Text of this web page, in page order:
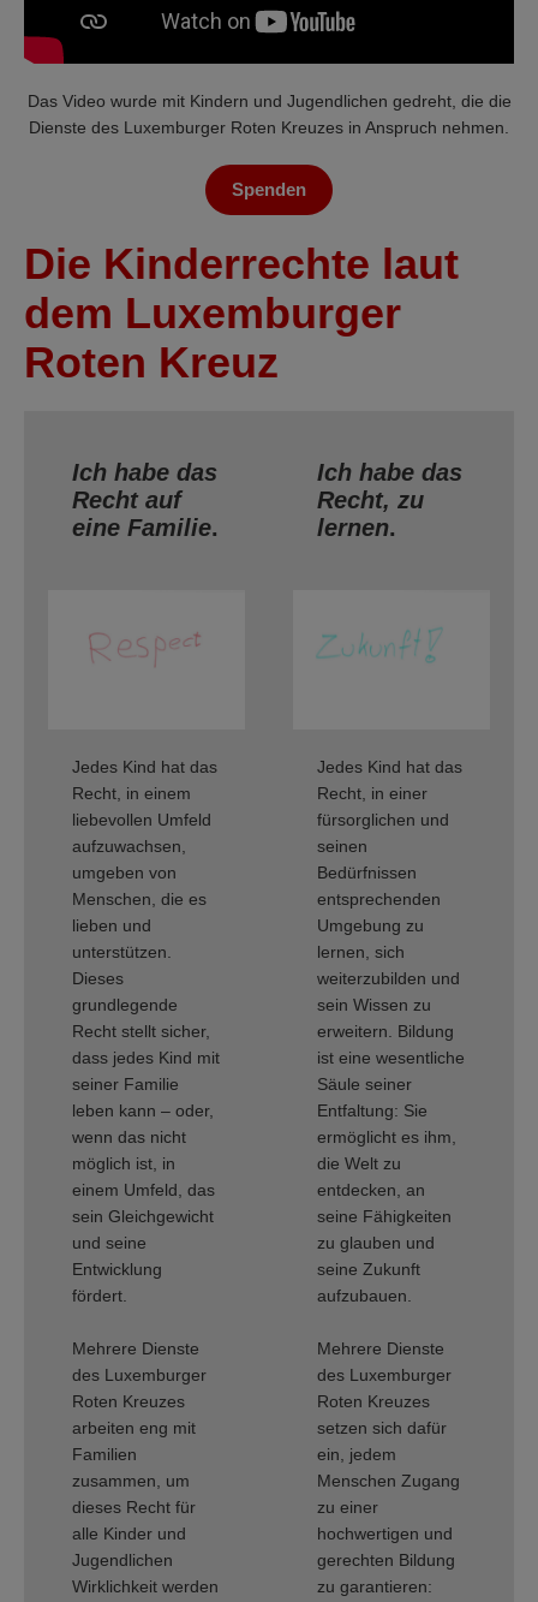
Das Video wurde mit Kindern und Jugendlichen gedreht, die die
Dienste des Luxemburger Roten Kreuzes in Anspruch nehmen.
Spenden
Die Kinderrechte laut
dem Luxemburger
Roten Kreuz
Ich habe das
Recht auf
eine Familie.
Jedes Kind hat das
Recht, in einem
liebevollen Umfeld
aufzuwachsen,
umgeben von
Menschen, die es
lieben und
unterstützen.
Dieses
grundlegende
Recht stellt sicher,
dass jedes Kind mit
seiner Familie
leben kann – oder,
wenn das nicht
möglich ist, in
einem Umfeld, das
sein Gleichgewicht
und seine
Entwicklung
fördert.
Mehrere Dienste
des Luxemburger
Roten Kreuzes
arbeiten eng mit
Familien
zusammen, um
dieses Recht für
alle Kinder und
Jugendlichen
Wirklichkeit werden
Ich habe das
Recht, zu
lernen.
Jedes Kind hat das
Recht, in einer
fürsorglichen und
seinen
Bedürfnissen
entsprechenden
Umgebung zu
lernen, sich
weiterzubilden und
sein Wissen zu
erweitern. Bildung
ist eine wesentliche
Säule seiner
Entfaltung: Sie
ermöglicht es ihm,
die Welt zu
entdecken, an
seine Fähigkeiten
zu glauben und
seine Zukunft
aufzubauen.
Mehrere Dienste
des Luxemburger
Roten Kreuzes
setzen sich dafür
ein, jedem
Menschen Zugang
zu einer
hochwertigen und
gerechten Bildung
zu garantieren: